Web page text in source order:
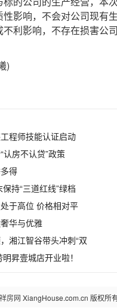
影响，不会对公司现有
利影响，不存在损害公
)
程师技能认证启动
认房不认贷”政策
得
持“三道红线”绿档
于高位 价格相对平
华与优雅
湘江智谷带头冲刺“双
昇壹城店开业啦！
祥房网 XiangHouse.com.cn 版权所